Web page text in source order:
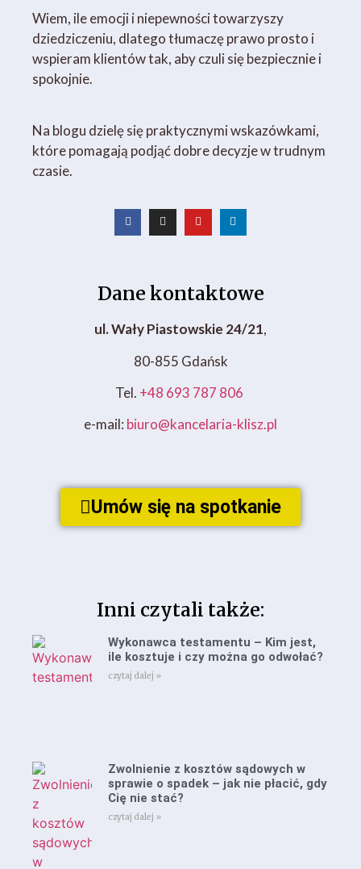
Wiem, ile emocji i niepewności towarzyszy
dziedziczeniu, dlatego tłumaczę prawo prosto i
wspieram klientów tak, aby czuli się bezpiecznie i
spokojnie.
Na blogu dzielę się praktycznymi wskazówkami,
które pomagają podjąć dobre decyzje w trudnym
czasie.
Dane kontaktowe
ul. Wały Piastowskie 24/21,
80-855 Gdańsk
Tel. +48 693 787 806
e-mail: biuro@kancelaria-klisz.pl
Umów się na spotkanie
Inni czytali także:
Wykonawca testamentu – Kim jest,
ile kosztuje i czy można go odwołać?
czytaj dalej »
Zwolnienie z kosztów sądowych w
sprawie o spadek – jak nie płacić, gdy
Cię nie stać?
czytaj dalej »